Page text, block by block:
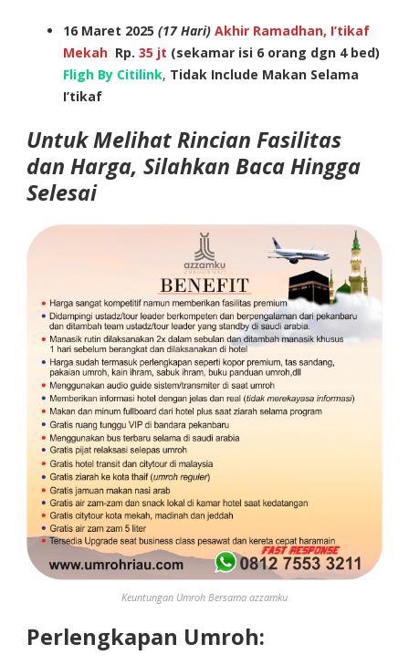
16 Maret 2025 (17 Hari) Akhir Ramadhan, I’tikaf
Mekah Rp. 35 jt (sekamar isi 6 orang dgn 4 bed)
Fligh By Citilink, Tidak Include Makan Selama
I’tikaf
Untuk Melihat Rincian Fasilitas
dan Harga, Silahkan Baca Hingga
Selesai
Keuntungan Umroh Bersama azzamku
Perlengkapan Umroh: